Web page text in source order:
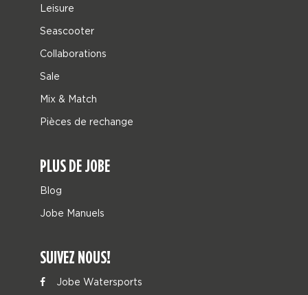
Leisure
Seascooter
Collaborations
Sale
Mix & Match
Pièces de rechange
PLUS DE JOBE
Blog
Jobe Manuels
SUIVEZ NOUS!
Jobe Watersports